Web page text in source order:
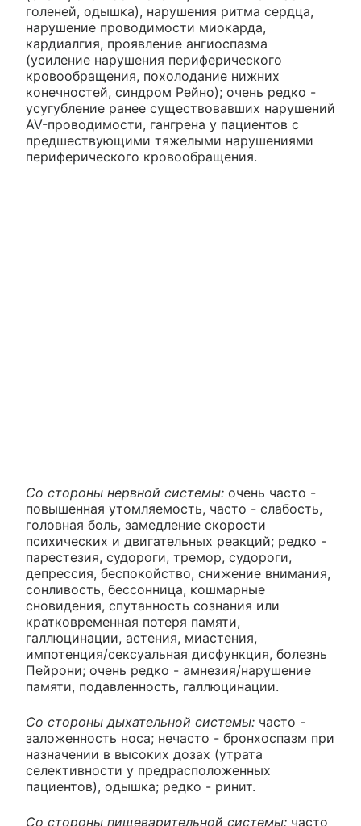
голеней, одышка), нарушения ритма сердца,
нарушение проводимости миокарда,
кардиалгия, проявление ангиоспазма
(усиление нарушения периферического
кровообращения, похолодание нижних
конечностей, синдром Рейно); очень редко -
усугубление ранее существовавших нарушений
AV-проводимости, гангрена у пациентов с
предшествующими тяжелыми нарушениями
периферического кровообращения.
Со стороны нервной системы: очень часто -
повышенная утомляемость, часто - слабость,
головная боль, замедление скорости
психических и двигательных реакций; редко -
парестезия, судороги, тремор, судороги,
депрессия, беспокойство, снижение внимания,
сонливость, бессонница, кошмарные
сновидения, спутанность сознания или
кратковременная потеря памяти,
галлюцинации, астения, миастения,
импотенция/сексуальная дисфункция, болезнь
Пейрони; очень редко - амнезия/нарушение
памяти, подавленность, галлюцинации.
Со стороны дыхательной системы: часто -
заложенность носа; нечасто - бронхоспазм при
назначении в высоких дозах (утрата
селективности у предрасположенных
пациентов), одышка; редко - ринит.
Со стороны пищеварительной системы: часто